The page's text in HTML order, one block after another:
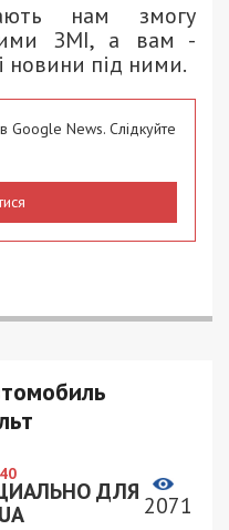
нам змогу
ЗМІ, а вам -
новини під ними.
Google News. Слідкуйте
ДЛЯ 2071